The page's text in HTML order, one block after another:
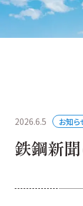
鉄鋼新
2026.6.5 お知ら